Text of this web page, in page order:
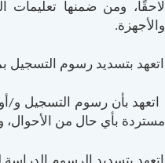
لاحقًا، ومن ضمنها تعليمات
والأجهزة.
اتعهد بتسديد رسوم التسجيل بمبلغ ٥٠٠٠ ريال بتاريخ التسجيل وفقاً لسياسة جامعة دار
اتعهد بأن رسوم التسجيل و/
مستردة بأي حال من